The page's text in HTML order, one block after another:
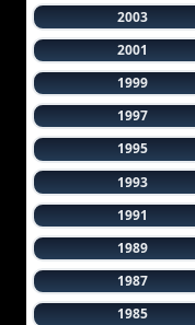
2003
2001
1999
1997
1995
1993
1991
1989
1987
1985